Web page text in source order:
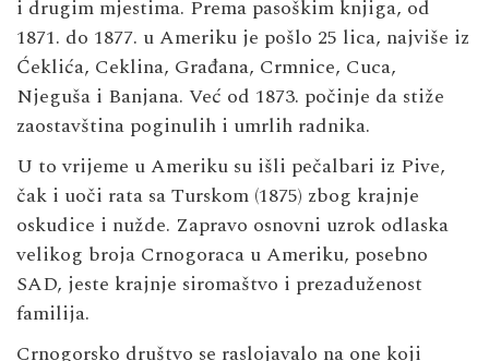
i drugim mjestima. Prema pasoškim knjiga, od
1871. do 1877. u Ameriku je pošlo 25 lica, najviše iz
Ćeklića, Ceklina, Građana, Crmnice, Cuca,
Njeguša i Banjana. Već od 1873. počinje da stiže
zaostavština poginulih i umrlih radnika.
U to vrijeme u Ameriku su išli pečalbari iz Pive,
čak i uoči rata sa Turskom (1875) zbog krajnje
oskudice i nužde. Zapravo osnovni uzrok odlaska
velikog broja Crnogoraca u Ameriku, posebno
SAD, jeste krajnje siromaštvo i prezaduženost
familija.
Crnogorsko društvo se raslojavalo na one koji